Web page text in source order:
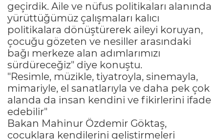
geçirdik. Aile ve nüfus politikaları alanında
yürüttüğümüz çalışmaları kalıcı
politikalara dönüştürerek aileyi koruyan,
çocuğu gözeten ve nesiller arasındaki
bağı merkeze alan adımlarımızı
sürdüreceğiz" diye konuştu.
"Resimle, müzikle, tiyatroyla, sinemayla,
mimariyle, el sanatlarıyla ve daha pek çok
alanda da insan kendini ve fikirlerini ifade
edebilir"
Bakan Mahinur Özdemir Göktaş,
çocuklara kendilerini geliştirmeleri